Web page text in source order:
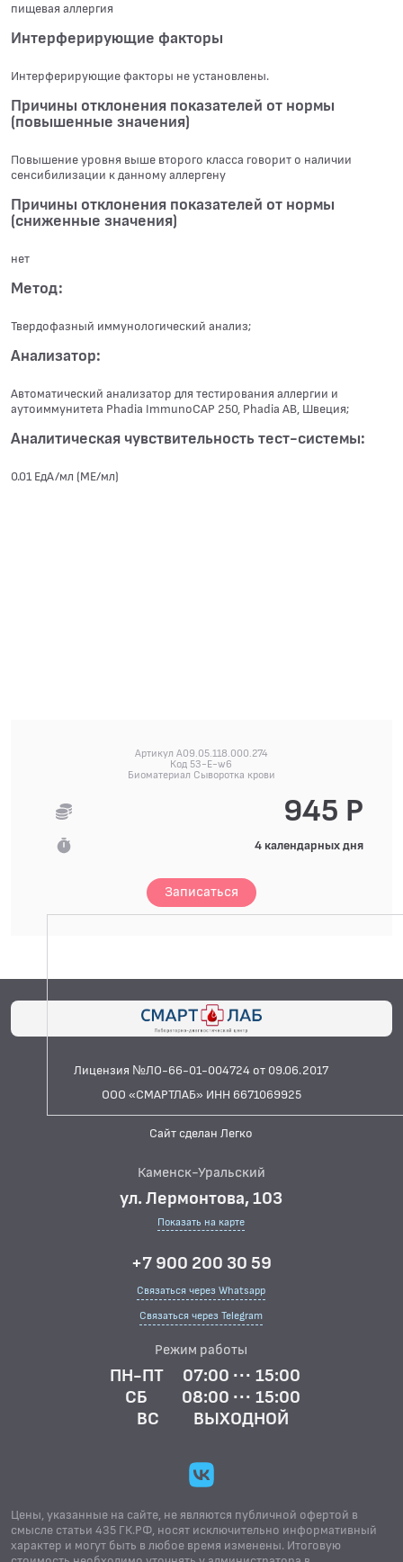
пищевая аллергия
Интерферирующие факторы
Интерферирующие факторы не установлены.
Причины отклонения показателей от нормы
(повышенные значения)
Повышение уровня выше второго класса говорит о наличии
сенсибилизации к данному аллергену
Причины отклонения показателей от нормы
(сниженные значения)
нет
Метод:
Твердофазный иммунологический анализ;
Анализатор:
Автоматический анализатор для тестирования аллергии и
аутоиммунитета Phadia ImmunoCAP 250, Phadia АВ, Швеция;
Аналитическая чувствительность тест-системы:
0.01 ЕдА/мл (МЕ/мл)
Артикул A09.05.118.000.274
Код 53-E-w6
Биоматериал Сыворотка крови
945 Р
4 календарных дня
Записаться
Лицензия №ЛО-66-01-004724 от 09.06.2017
ООО «СМАРТЛАБ» ИНН 6671069925
Сайт сделан Легко
Каменск-Уральский
ул. Лермонтова, 103
Показать на карте
+7 900 200 30 59
Связаться через Whatsapp
Связаться через Telegram
Режим работы
ПН-ПТ
07:00 ··· 15:00
СБ
08:00 ··· 15:00
ВС
ВЫХОДНОЙ
Цены, указанные на сайте, не являются публичной офертой в
смысле статьи 435 ГК.РФ, носят исключительно информативный
характер и могут быть в любое время изменены. Итоговую